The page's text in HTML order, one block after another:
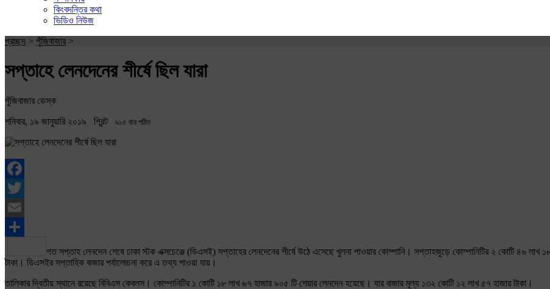
কিংবদন্তির কথা
ভিডিও নিউজ
প্রচ্ছদ > পুঁজিবাজার >
সপ্তাহে লেনদেনের শীর্ষে ছিল যারা
পুঁজিবাজার ডেস্ক
শনিবার, ১৯ জানুয়ারি ২০১৯ প্রিন্ট ৯১৫ বার পঠিত
Facebook
Twitter
Email
গত সপ্তাহ লেনদেন শেষে ঢাকা স্টক এক্সচেঞ্জে (ডিএসই) সপ্তাহের লেনদেনের শীর্ষে উঠে এসেছে খুলনা পাওয়ার কোম্পানি। সপ্তাহজুড়ে কোম্পানিটির ২ কোটি ৪৬ লাখ
টাকা। ডিএসইর সপ্তাহিক বাজার পর্যালোচনা করে এ তথ্য পাওয়া যায়।
তালিকার দ্বিতীয় স্থানে রয়েছে বিবিএস কেবলস। কোম্পানিটির ১ কোটি ১৮ লাখ ৬৭ হাজার ৯০৫ টি শেয়ার লেনদেন হয়েছে। যার বাজার মূল্য ১৩২ কোটি ১২ লাখ ৫৭ হাজার টাকা।